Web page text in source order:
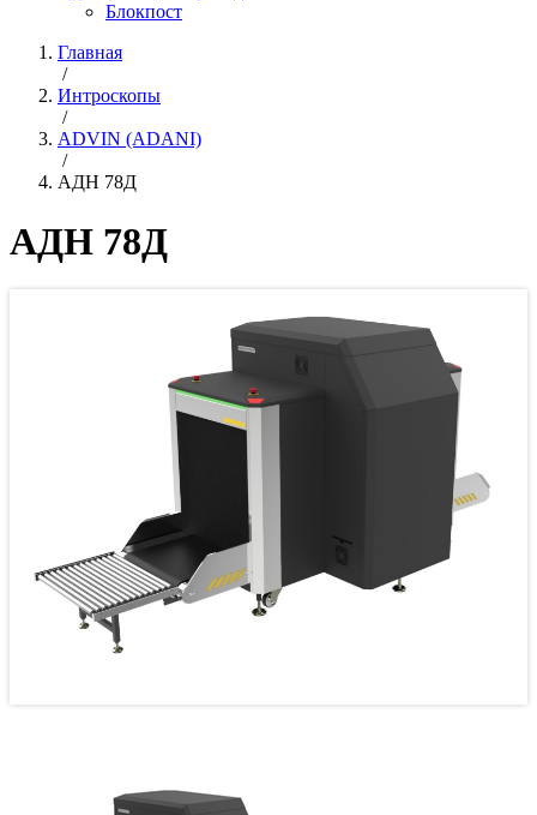
Блокпост
Главная
/
Интроскопы
/
ADVIN (ADANI)
/
АДН 78Д
АДН 78Д